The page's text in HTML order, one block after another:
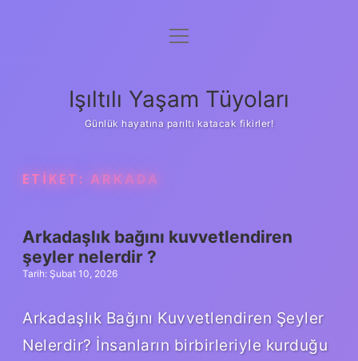
Anasayfa
Yasal Uyarı
menüyü
Işıltılı Yaşam Tüyoları
Günlük hayatına parıltı katacak fikirler!
ETIKET: ARKADA
Arkadaşlık bağını kuvvetlendiren
şeyler nelerdir ?
Tarih: Şubat 10, 2026
Arkadaşlık Bağını Kuvvetlendiren Şeyler
Nelerdir? İnsanların birbirleriyle kurduğu